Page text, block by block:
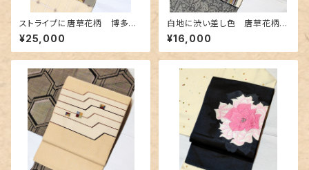
ストライプに唐草花柄 博多織
の名古屋帯
¥25,000
白地に渋い差し色 唐草花柄の
博多織り名古屋帯
¥16,000